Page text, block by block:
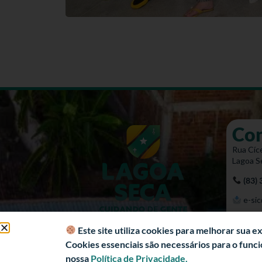
Rua
Lagoa
(83)
e-
Este site utiliza cookies para melhorar sua
Cookies essenciais são necessários para o
nossa Política de Privacidade.